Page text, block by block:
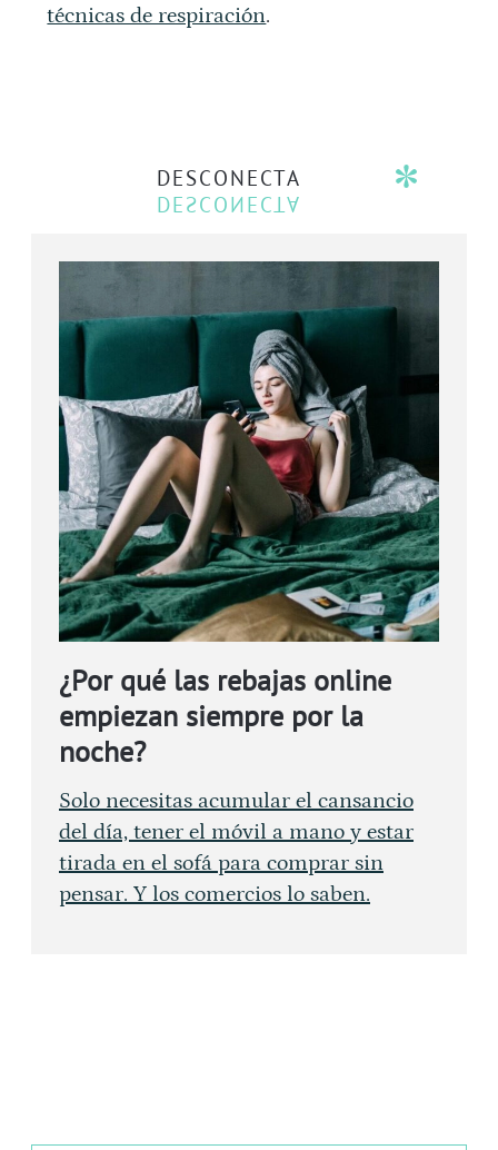
técnicas de respiración.
DESCONECTA
¿Por qué las rebajas online
empiezan siempre por la
noche?
Solo necesitas acumular el cansancio
del día, tener el móvil a mano y estar
tirada en el sofá para comprar sin
pensar. Y los comercios lo saben.